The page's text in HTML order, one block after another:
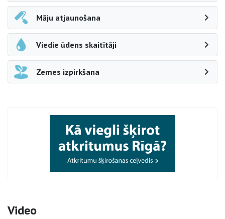
Māju atjaunošana
Viedie ūdens skaitītāji
Zemes izpirkšana
Video